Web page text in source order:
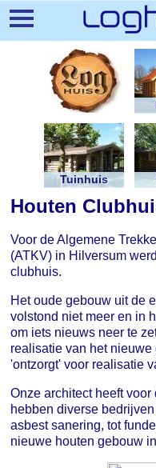
Overslaan
en
naar
Tuinhuis
Houten
Voor de Algemene
(ATKV) in Hilversum
clubhuis.
Het oude gebouw uit de
volstond niet meer en in
om iets nieuws neer te
realisatie van het
'ontzorgt' voor realisatie
Onze architect heeft
hebben diverse
asbest sanering, tot
nieuwe houten gebouw